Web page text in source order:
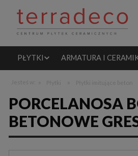
PŁYTKI ARMATURA I
PORCELANOSA
BETONOWE